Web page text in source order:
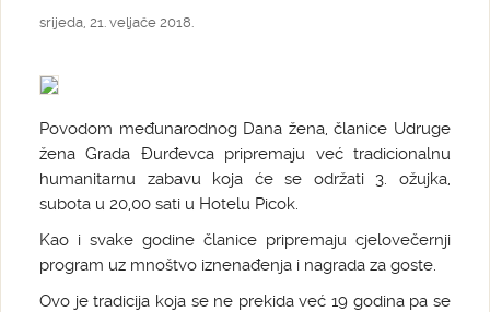
srijeda, 21. veljače 2018.
Povodom međunarodnog Dana žena, članice Udruge
žena Grada Đurđevca pripremaju već tradicionalnu
humanitarnu zabavu koja će se održati 3. ožujka,
subota u 20,00 sati u Hotelu Picok.
Kao i svake godine članice pripremaju cjelovečernji
program uz mnoštvo iznenađenja i nagrada za goste.
Ovo je tradicija koja se ne prekida već 19 godina pa se